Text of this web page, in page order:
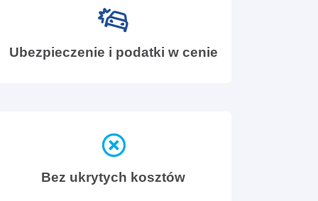
Ubezpieczenie i podatki w cenie
Bez ukrytych kosztów